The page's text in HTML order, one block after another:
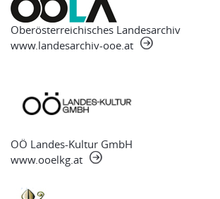
Oberösterreichisches Landesarchiv
www.landesarchiv-ooe.at
OÖ Landes-Kultur GmbH
www.ooelkg.at